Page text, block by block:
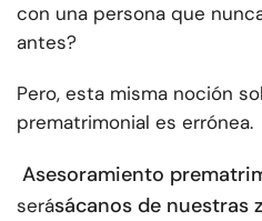
con una persona que
antes?
Pero, esta misma noción
prematrimonial es errónea.
Asesoramiento
serásácanos de nuestras